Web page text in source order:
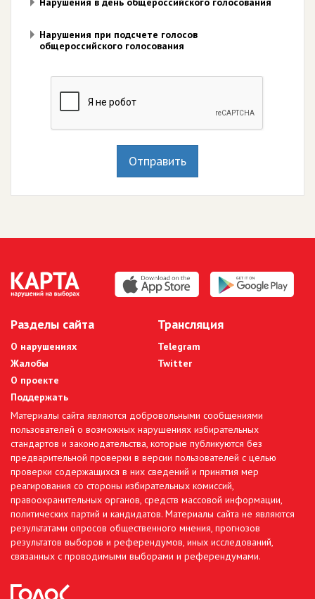
Нарушения при подсчете голосов
общероссийского голосования
Разделы сайта
О нарушениях
Жалобы
О проекте
Поддержать
Трансляция
Telegram
Twitter
Материалы сайта являются добровольными сообщениями
пользователей о возможных нарушениях избирательных
стандартов и законодательства, которые публикуются без
предварительной проверки в версии пользователей с целью
проверки содержащихся в них сведений и принятия мер
реагирования со стороны избирательных комиссий,
правоохранительных органов, средств массовой информации,
политических партий и кандидатов. Материалы сайта не являются
результатами опросов общественного мнения, прогнозов
результатов выборов и референдумов, иных исследований,
связанных с проводимыми выборами и референдумами.